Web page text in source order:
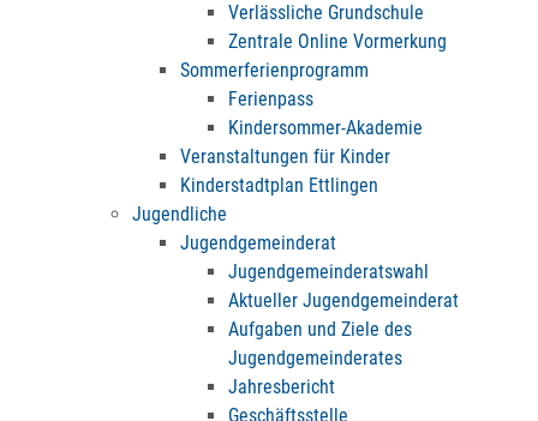
Verlässliche Grundschule
Zentrale Online Vormerkung
Sommerferienprogramm
Ferienpass
Kindersommer-Akademie
Veranstaltungen für Kinder
Kinderstadtplan Ettlingen
Jugendliche
Jugendgemeinderat
Jugendgemeinderatswahl
Aktueller Jugendgemeinderat
Aufgaben und Ziele des
Jugendgemeinderates
Jahresbericht
Geschäftsstelle